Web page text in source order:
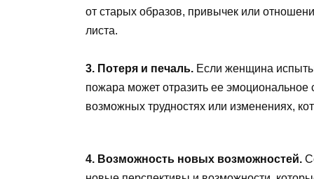
от старых образов, привычек или
листа.
3. Потеря и печаль. Если женщина
пожара может отразить ее эмоциональное
возможных трудностях или изменениях,
4. Возможность новых возможностей.